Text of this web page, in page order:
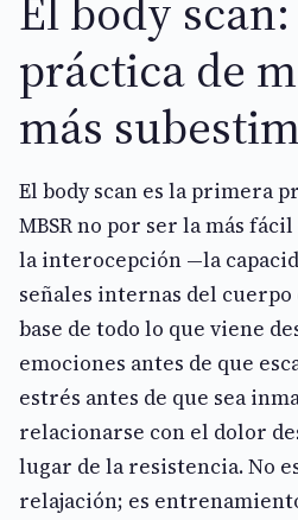
El body
práctica de
más
El body scan es la primera
MBSR no por ser la más
la interocepción —la
señales internas del
base de todo lo que viene
emociones antes de que
estrés antes de que sea
relacionarse con el dolor
lugar de la resistencia. No
relajación; es